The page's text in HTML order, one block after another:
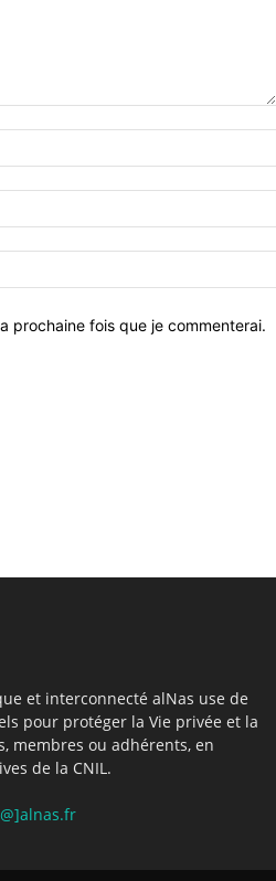
prochaine fois que je commenterai.
et interconnecté alNas use de
pour protéger la Vie privée et la
membres ou adhérents, en
de la CNIL.